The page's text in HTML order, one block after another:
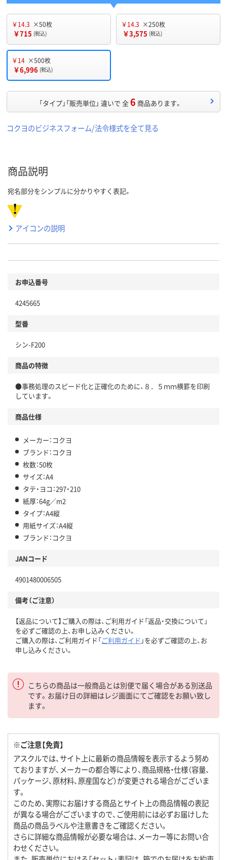
￥14.3 ×50枚
￥715 (税込)
￥14.3 ×250枚
￥3,575 (税込)
￥14 ×500枚
￥6,996 (税込)
「タイプ」「販売単位」 違いで 全6 商品あります。
コクヨのビジネスフォーム/法令様式を全て見る
商品説明
宛名部分をシンプルに分かりやすく表記。
アイコンの説明
お申込番号
4245665
型番
シン-F200
商品の特徴
●事務処理のスピード化と正確化のために、８．５ｍｍ横罫を印刷
しています。
商品仕様
メーカー：コクヨ
ブランド：コクヨ
枚数：50枚
サイズ：A4
タテ・ヨコ：297・210
紙厚：64g／m2
タイプ：A4縦
用紙サイズ：A4縦
ブランド：コクヨ
JANコード
4901480006505
備考（ご注意）
【返品について】ご購入の際は、ご利用ガイド「返品・交換について」
を必ずご確認の上、お申し込みください。
ご購入の際は、ご利用ガイド「ご利用ガイド 」を必ずご確認の上、お
申し込みください。
こちらの商品は一般商品とは別便で届く場合がある別送品
です。お届け日の詳細はレジ画面にてご確認をお願い致し
ます。
※ご注意【免責】
アスクルでは、サイト上に最新の商品情報を表示するよう努め
ておりますが、メーカーの都合等により、商品規格・仕様（容量、
パッケージ、原材料、原産国など）が変更される場合がございま
す。
このため、実際にお届けする商品とサイト上の商品情報の表記
が異なる場合がございますので、ご使用前には必ずお届けした
商品の商品ラベルや注意書きをご確認ください。
さらに詳細な商品情報が必要な場合は、メーカー等にお問い合
わせください。